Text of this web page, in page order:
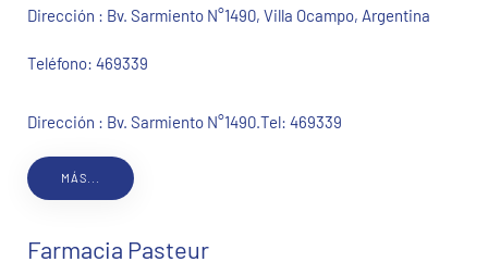
Dirección : Bv. Sarmiento N°1490, Villa Ocampo, Argentina
Teléfono: 469339
Dirección : Bv. Sarmiento N°1490.Tel: 469339
MÁS...
Farmacia Pasteur